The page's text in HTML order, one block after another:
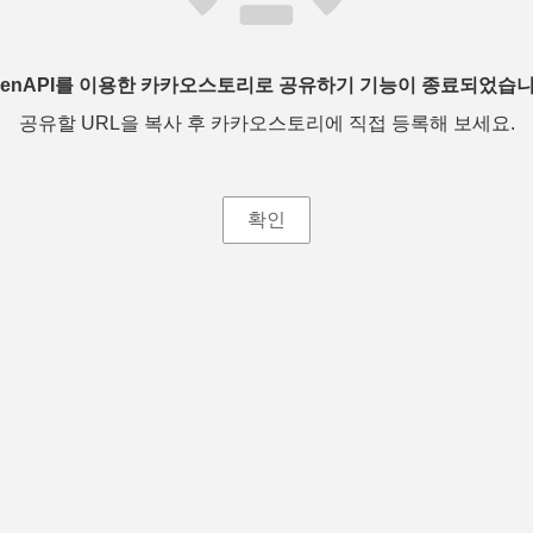
를 이용한 카카오스토리로 공유하기 기능이 종료되었습
공유할 URL을 복사 후 카카오스토리에 직접 등록해 보세요.
확인